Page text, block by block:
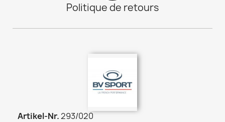
Politique de retours
Artikel-Nr.293/020